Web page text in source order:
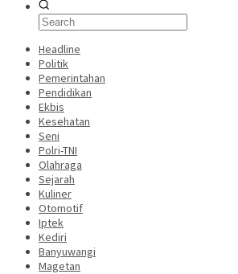
Headline
Politik
Pemerintahan
Pendidikan
Ekbis
Kesehatan
Seni
Polri-TNI
Olahraga
Sejarah
Kuliner
Otomotif
Iptek
Kediri
Banyuwangi
Magetan